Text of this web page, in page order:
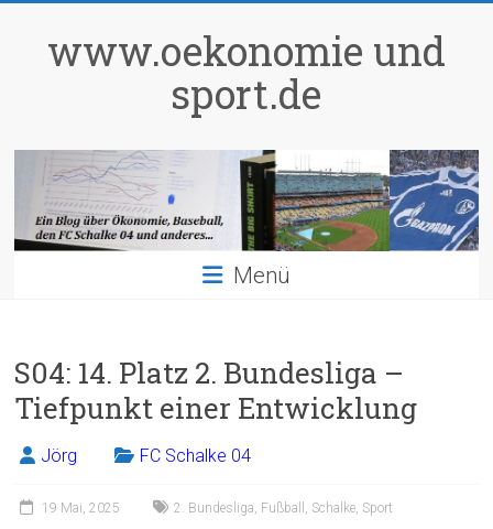
springenwww.oekonomie und
sport.de
Menü
S04: 14. Platz 2. Bundesliga –
Tiefpunkt einer Entwicklung
Jörg FC Schalke 04
19 Mai, 2025 2. Bundesliga, Fußball , Schalke, Sport